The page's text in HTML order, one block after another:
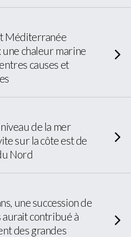
Méditerranée
une chaleur marine
causes et
de la mer
sur la côte est de
Nord
une succession de
aurait contribué à
des grandes